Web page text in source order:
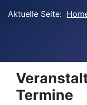
Aktuelle Seite:
Termine